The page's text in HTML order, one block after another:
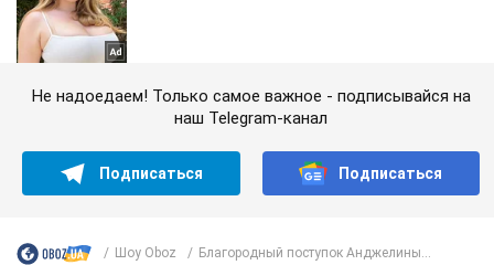
Не надоедаем! Только самое важное - подписывайся на
наш Telegram-канал
Подписаться Подписаться
Шоу Oboz Благородный поступок Анджелины...